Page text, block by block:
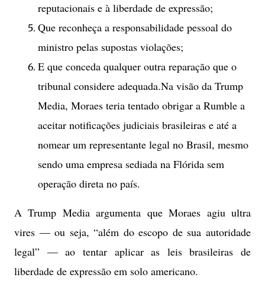
reputacionais e à liberdade de expressão;
Que reconheça a responsabilidade pessoal do
ministro pelas supostas violações;
E que conceda qualquer outra reparação que o
tribunal considere adequada.Na visão da Trump
Media, Moraes teria tentado obrigar a Rumble a
aceitar notificações judiciais brasileiras e até a
nomear um representante legal no Brasil, mesmo
sendo uma empresa sediada na Flórida sem
operação direta no país.
A Trump Media argumenta que Moraes agiu ultra
vires — ou seja, “além do escopo de sua autoridade
legal” — ao tentar aplicar as leis brasileiras de
liberdade de expressão em solo americano.